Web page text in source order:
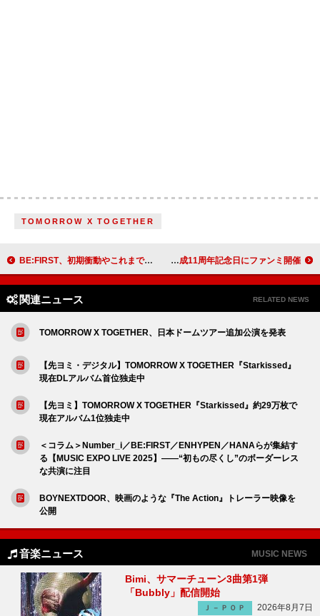
TOMORROW X TOGETHER
BE:FIRST、初期衝動やこれまでの軌跡を「I Want You Back」MVに詰め込む M!LKが華やかにダンスする「好きすぎて滅！」MV公開、結成11周年記念日にファンミ開催
関連ニュース RELATED NEWS
TOMORROW X TOGETHER、日本ドームツアー追加公演を発表
【先ヨミ・デジタル】TOMORROW X TOGETHER『Starkissed』
現在DLアルバム首位独走中
【先ヨミ】TOMORROW X TOGETHER『Starkissed』約29万枚で
現在アルバム1位独走中
＜コラム＞Number_i／BE:FIRST／ENHYPEN／HANAらが集結す
る【MUSIC EXPO LIVE 2025】――“初もの尽くし”のボーダーレス
な共演に注目
BOYNEXTDOOR、映画のような『The Action』トレーラー映像を
公開
音楽ニュース MUSIC NEWS
Bimi、サマーチューン3曲第1弾
「Bubbly」配信開始
Ｊ－ＰＯＰ 2026年8月7日